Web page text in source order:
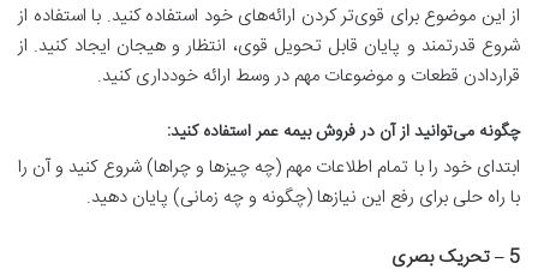
از این موضوع برای قوی‌تر کردن ارائه‌های خود استفاده کنید. با استفاده از
شروع قدرتمند و پایان قابل تحویل قوی، انتظار و هیجان ایجاد کنید. از
قراردادن قطعات و موضوعات مهم در وسط ارائه خودداری کنید.
چگونه میتوانید از آن در فروش بیمه عمر استفاده کنید:
ابتدای خود را با تمام اطلاعات مهم (چه چیزها و چراها) شروع کنید و آن را
با راه حلی برای رفع این نیازها (چگونه و چه زمانی) پایان دهید.
5 –
تحریک بصری